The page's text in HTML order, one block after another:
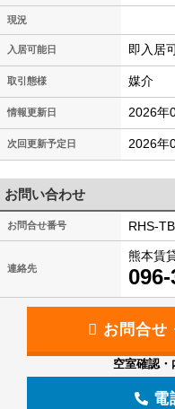
現況
入居可能日 即入居
取引態様 媒介
情報更新日 2026年
次回更新予定日 2026年
お問い合わせ
お問合せ番号 RHS-
連絡先
熊本賃
空室確認・
電